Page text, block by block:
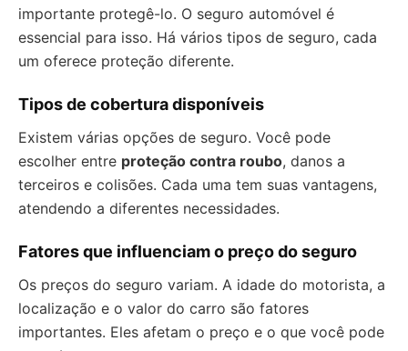
importante protegê-lo. O seguro automóvel é
essencial para isso. Há vários tipos de seguro, cada
um oferece proteção diferente.
Tipos de cobertura disponíveis
Existem várias opções de seguro. Você pode
escolher entre proteção contra roubo, danos a
terceiros e colisões. Cada uma tem suas vantagens,
atendendo a diferentes necessidades.
Fatores que influenciam o preço do seguro
Os preços do seguro variam. A idade do motorista, a
localização e o valor do carro são fatores
importantes. Eles afetam o preço e o que você pode